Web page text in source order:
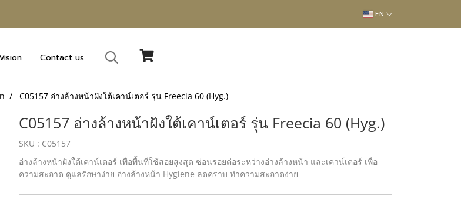
EN
Contact us
C05157 อ่างล้างหน้าฝังใต้เคาน์เตอร์ รุ่น Freecia 60 (Hyg.)
C05157 อ่างล้างหน้าฝังใต้เคาน์เตอร์ รุ่น Freecia 60 (Hyg.)
SKU : C05157
อ่างล้างหน้าฝังใต้เคาน์เตอร์ เพื่อพื้นที่ใช้สอยสูงสุด ซ่อนรอยต่อระหว่างอ่างล้างหน้า และเคาน์เตอร์ เพื่อ
ความสะอาด ดูแลรักษาง่าย อ่างล้างหน้า Hygiene ลดคราบ ทำความสะอาดง่าย